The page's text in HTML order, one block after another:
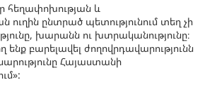
հեղափոխության և
ուղին ընտրած պետությունում տեղ չի
խարանն ու խտրականությունը։
բարելավել ժողովրդավարությունն
Հայաստանի